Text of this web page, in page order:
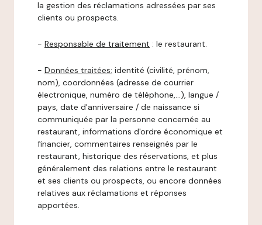
la gestion des réclamations adressées par ses
clients ou prospects.
- Responsable de traitement : le restaurant.
- Données traitées: identité (civilité, prénom,
nom), coordonnées (adresse de courrier
électronique, numéro de téléphone,…), langue /
pays, date d'anniversaire / de naissance si
communiquée par la personne concernée au
restaurant, informations d'ordre économique et
financier, commentaires renseignés par le
restaurant, historique des réservations, et plus
généralement des relations entre le restaurant
et ses clients ou prospects, ou encore données
relatives aux réclamations et réponses
apportées.